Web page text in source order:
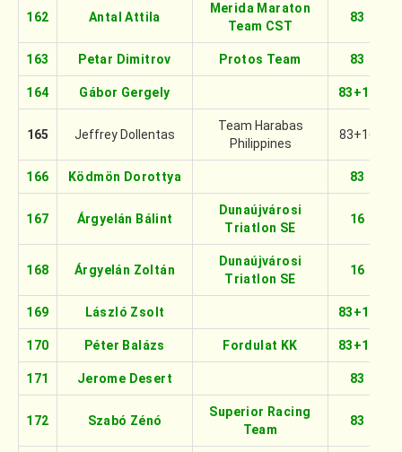
162 Antal Attila
Merida Maraton
Team CST
83
163 Petar Dimitrov Protos Team 83
164 Gábor Gergely 83+16
165 Jeffrey Dollentas
Team Harabas
Philippines
83+16
166 Ködmön Dorottya 83
167 Árgyelán Bálint
Dunaújvárosi
Triatlon SE
16
168 Árgyelán Zoltán
Dunaújvárosi
Triatlon SE
16
169 László Zsolt 83+16
170 Péter Balázs Fordulat KK 83+16
171 Jerome Desert 83
172 Szabó Zénó
Superior Racing
Team
83